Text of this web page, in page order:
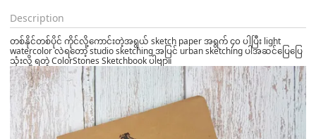
Description
တစ်နိုင်တစ်ပိုင် ကိုင်လို့ကောင်းတဲ့အရွယ် sketch paper အရွက် ၄၀ ပါပြီး light
watercolor လဲရတော့ studio sketching အပြင် urban sketching ပါအဆင်ပြေပြေ
သုံးလို့ ရတဲ့ ColorStones Sketchbook ပါဗျာ။